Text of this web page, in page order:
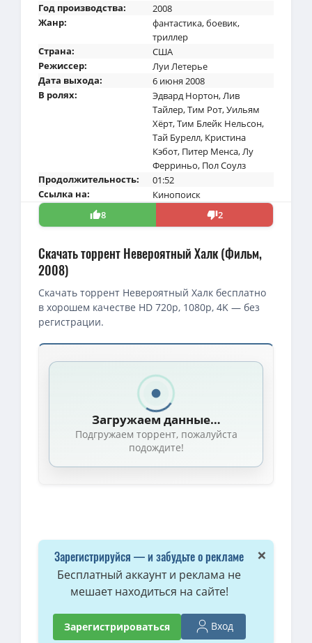
Год производства:
2008
Жанр:
фантастика,боевик,
триллер
Страна:
США
Режиссер:
Луи Летерье
Дата выхода:
6 июня 2008
В ролях:
Эдвард Нортон,Лив
Тайлер,Тим Рот,Уильям
Хёрт,Тим Блейк Нельсон,
Тай Бурелл, Кристина
Кэбот, Питер Менса,Лу
Ферриньо, Пол Соулз
Продолжительность:
01:52
Ссылка на:
Кинопоиск
8
2
Скачать торрент Невероятный Халк (Фильм,
2008)
Скачать торрент Невероятный Халк бесплатно
в хорошем качестве HD 720p, 1080p, 4K — без
регистрации.
Скачать торрент — Невероятный Халк / The Incredible Hulk
1080p — Невероятный Халк / The Incredible Hulk (Луи Летерье
4K — Невероятный Халк / The Incredible Hulk (Луи Летерье /
BDRip — Невероятный Халк / The Incredible Hulk (Луи Летерье
BDRip — Невероятный Халк / The Incredible Hulk (Луи
720p — Невероятный Халк / The Incredible Hulk (Луи Летерье /
720p — [iPad] Невероятный Халк / The Incredible Hulk (Луи
1080p — Невероятный Халк / The Incredible Hulk (2008) BDRip-
BDRip — Невероятный Халк / The Incredible Hulk (Луи Летерье
Невероятный Халк / The Incredible Hulk (Луи Летерье / Louis
[CD] The Incredible Hulk / Невероятный Халк [P] [RUS + ENG /
Загружаем данные…
Подгружаем торрент, пожалуйста
подождите!
×
Зарегистрируйся — и забудьте о рекламе
Бесплатный аккаунт и реклама не
мешает находиться на сайте!
Зарегистрироваться Вход